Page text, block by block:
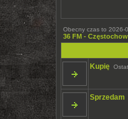
Obecny czas to 2026-
36 FM -
Kupię
Sprzedam